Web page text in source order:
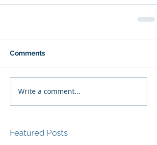
Comments
Write a comment...
Featured Posts